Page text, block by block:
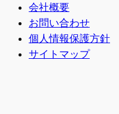
会社概要
お問い合わせ
個人情報保護方針
サイトマップ